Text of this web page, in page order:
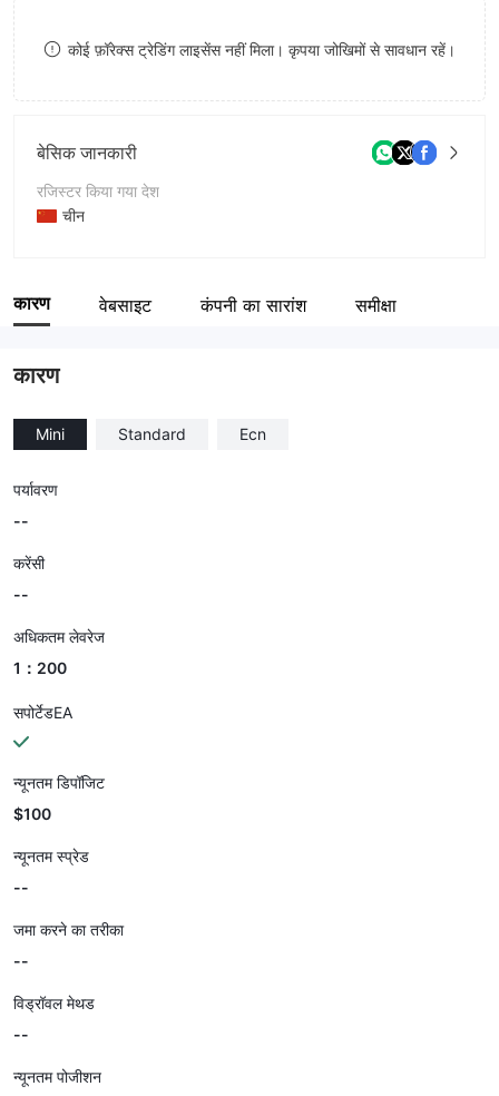
8
8
कोई फ़ॉरेक्स ट्रेडिंग लाइसेंस नहीं मिला। कृपया जोखिमों से सावधान रहें।
बेसिक जानकारी
रजिस्टर किया गया देश
चीन
कंपनी का नाम
कारण वेबसाइट कंपनी का सारांश समीक्षा
कारण
Mini Standard Ecn
पर्यावरण
--
करेंसी
--
अधिकतम लेवरेज
1：200
सपोर्टेडEA
न्यूनतम डिपॉजिट
$100
न्यूनतम स्प्रेड
--
जमा करने का तरीका
--
विड्रॉवल मेथड
--
न्यूनतम पोजीशन